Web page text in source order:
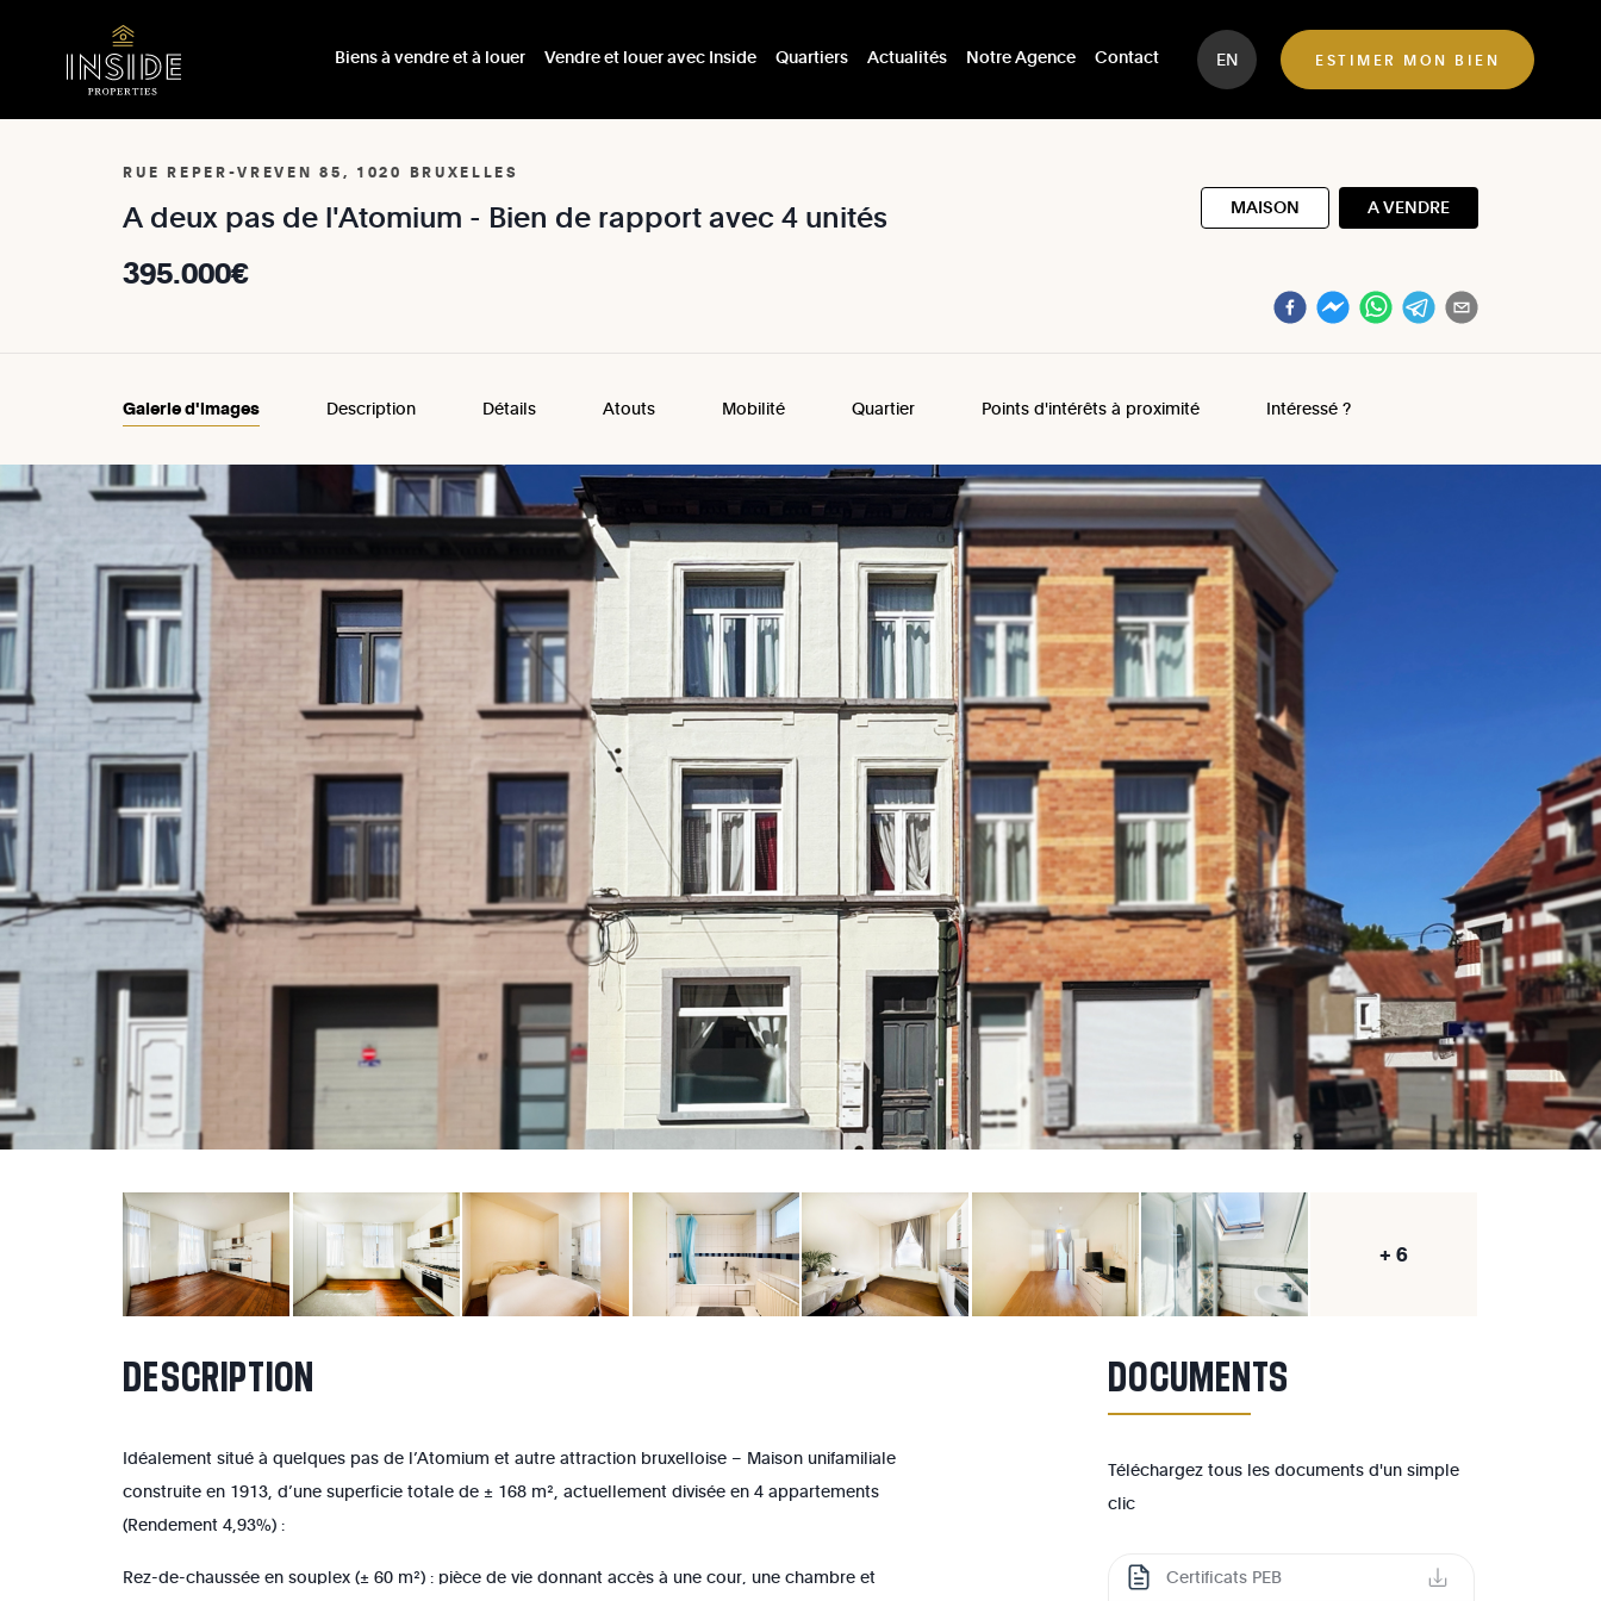
Biens à vendre et à louer Vendre et louer avec Inside Quartiers Actualités Notre Agence Contact EN ESTIMER MON BIEN
RUE REPER-VREVEN 85, 1020 BRUXELLES
A deux pas de l'Atomium - Bien de rapportavec4 unités
395.000€
MAISON A VENDRE
Galerie d'images Description Détails Atouts Mobilité Quartier Points d'intérêts à proximité Intéressé ?
+ 6
DESCRIPTION
Idéalement situé à quelques pas de l’Atomium et autre attraction bruxelloise – Maison unifamiliale
construite en 1913, d’une superficie totale de ± 168 m², actuellement divisée en 4 appartements
(Rendement 4,93%) :
Rez-de-chaussée en souplex (± 60 m²) : pièce de vie donnant accès à une cour, une chambre et
DOCUMENTS
Téléchargez tous les documents d'un simple
clic
Certificats PEB